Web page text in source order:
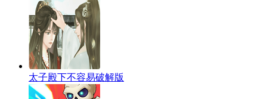
太子殿下不容易破解版